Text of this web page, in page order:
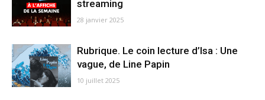
streaming
28 janvier 2025
Rubrique. Le coin lecture d’Isa : Une
vague, de Line Papin
10 juillet 2025